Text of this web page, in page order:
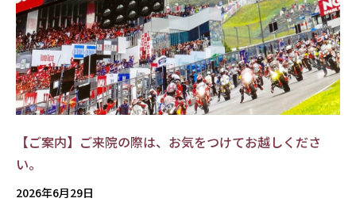
【ご案内】ご来院の際は、お気をつけてお越しくださ
い。
2026年6月29日